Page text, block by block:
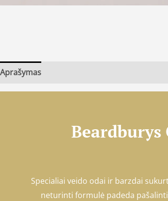
Aprašymas
Specialiai veido odai ir barzdai
neturinti formulė padeda